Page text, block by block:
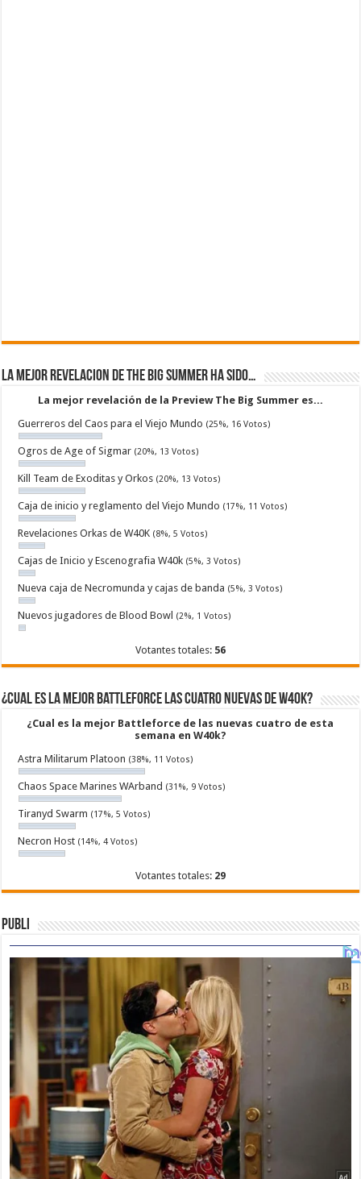
La mejor revelacion de The Big Summer ha sido…
La mejor revelación de la Preview The Big Summer es...
Guerreros del Caos para el Viejo Mundo (25%, 16 Votos)
Ogros de Age of Sigmar (20%, 13 Votos)
Kill Team de Exoditas y Orkos (20%, 13 Votos)
Caja de inicio y reglamento del Viejo Mundo (17%, 11 Votos)
Revelaciones Orkas de W40K (8%, 5 Votos)
Cajas de Inicio y Escenografia W40k (5%, 3 Votos)
Nueva caja de Necromunda y cajas de banda (5%, 3 Votos)
Nuevos jugadores de Blood Bowl (2%, 1 Votos)
Votantes totales: 56
¿Cual es la mejor Battleforce las cuatro nuevas de W40k?
¿Cual es la mejor Battleforce de las nuevas cuatro de esta
semana en W40k?
Astra Militarum Platoon (38%, 11 Votos)
Chaos Space Marines WArband (31%, 9 Votos)
Tiranyd Swarm (17%, 5 Votos)
Necron Host (14%, 4 Votos)
Votantes totales: 29
Publi